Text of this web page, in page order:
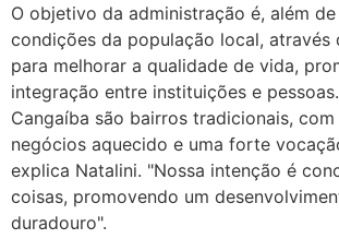
O objetivo da administração é, além
condições da população local, através
para melhorar a qualidade de vida,
integração entre instituições e
Cangaíba são bairros tradicionais,
negócios aquecido e uma forte
explica Natalini. "Nossa intenção é
coisas, promovendo um
duradouro".